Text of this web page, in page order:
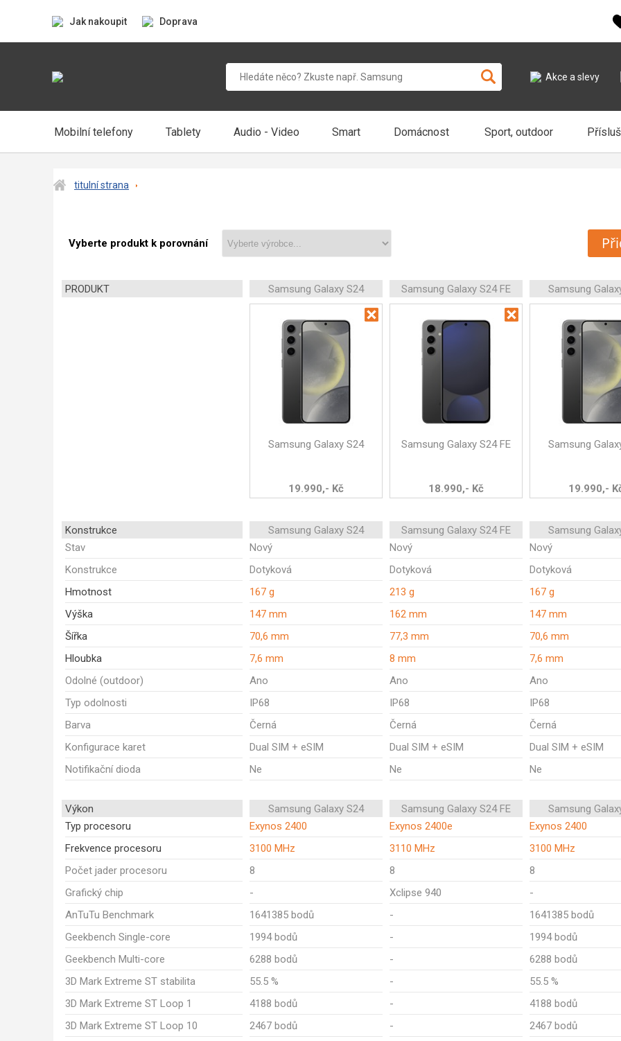
Jak nakoupit Doprava
Akce a slevy
Mobilní telefony Tablety Audio - Video Smart Domácnost Sport, outdoor
titulní strana
Vyberte produkt k porovnání
PRODUKT Samsung Galaxy S24 Samsung Galaxy S24 FE Samsung
Samsung Galaxy S24
19.990,- Kč
Samsung Galaxy S24 FE
18.990,- Kč
Samsung
19.990,-
Konstrukce Samsung Galaxy S24 Samsung Galaxy S24 FE
Samsung
Stav
Nový Nový
Nový
Konstrukce
Dotyková Dotyková
Dotyková
Hmotnost
167 g 213 g
167 g
Výška
147 mm 162 mm
147 mm
Šířka
70,6 mm 77,3 mm
70,6 mm
Hloubka
7,6 mm 8 mm
7,6 mm
Odolné (outdoor)
Ano Ano
Ano
Typ odolnosti
IP68 IP68
IP68
Barva
Černá Černá
Černá
Konfigurace karet
Dual SIM + eSIM Dual SIM + eSIM
Dual SIM + eSIM
Notifikační dioda
Ne Ne Ne
Výkon Samsung Galaxy S24 Samsung Galaxy S24 FE
Samsung
Typ procesoru
Exynos 2400 Exynos 2400e
Exynos 2400
Frekvence procesoru
3100 MHz 3110 MHz
3100 MHz
Počet jader procesoru
8 8
8
Grafický chip
- Xclipse 940
-
AnTuTu Benchmark
1641385 bodů -
1641385 bodů
Geekbench Single-core
1994 bodů -
1994 bodů
Geekbench Multi-core
6288 bodů -
6288 bodů
3D Mark Extreme ST stabilita
55.5 % -
55.5 %
3D Mark Extreme ST Loop 1
4188 bodů -
4188 bodů
3D Mark Extreme ST Loop 10
2467 bodů -
2467 bodů